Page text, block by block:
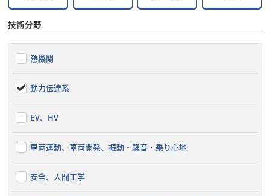
技術分野
熱機関
動力伝達系
EV、HV
車両運動、車両開発、振動・騒音・乗り心地
安全、人間工学